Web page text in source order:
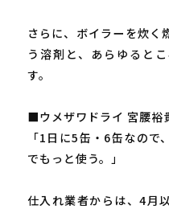
さらに、ボイラーを炊く
う溶剤と、あらゆると
す。
■ウメザワドライ 宮腰裕
「1日に5缶・6缶なので
でもっと使う。」
仕入れ業者からは、4月